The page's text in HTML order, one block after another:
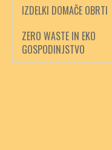
IZDELKI DOMAČE OBRTI
ZERO WASTE IN EKO
GOSPODINJSTVO